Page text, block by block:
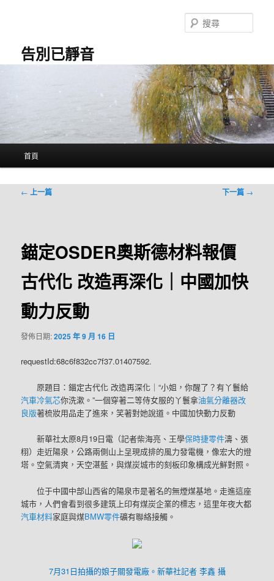
告別已靜音
尋
首頁
文
← 上一篇 下一篇 →
錨定OSDER奧斯德材料報價
古代化 改造再深化｜中國加快
動力反動
發佈日期:2025 年 9 月 16 日
requestId:68c6f832cc7f37.01407592.
原題目：錨定古代化 改造再深化｜“小姐，你醒了？有丫鬟給
汽車冷氣芯你洗漱。”一個穿著二等侍女服的丫鬟拿油氣分離器改
良版著梳妝用品走了進來，笑著對她說道。中國加快動力反動
新華社太原8月19日電（記者柴海亮、王學保時捷零件濤、張
栩）走近陽泉，公路兩側山上呈現成排的風力發電機，像宏大的燈
塔。空氣清爽，天空湛藍，與煤炭城市的刻板印象構成光鮮對照。
位于中國中部山西省的陽泉市是著名的無煙煤基地。走進這座
城市，人們會看到很多建筑上印有煤炭企業的標志，這里年夜大都
汽車材料家庭與煤BMW零件礦有聯絡接觸。
7月31日拍攝的娘子關發電廠。新華社記者 李鑫 攝